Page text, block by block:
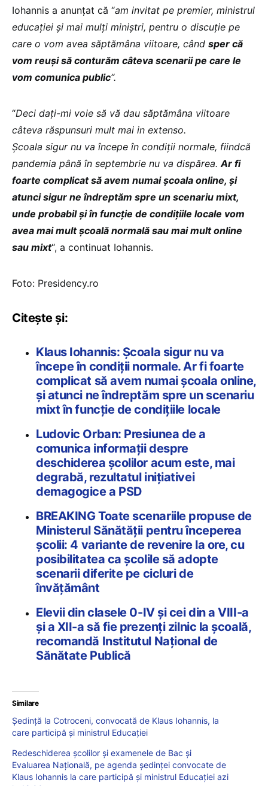
Iohannis a anunțat că “am invitat pe premier, ministrul
educației și mai mulți miniștri, pentru o discuție pe
care o vom avea săptămâna viitoare, când sper că
vom reuși să conturăm câteva scenarii pe care le
vom comunica public“.
“Deci dați-mi voie să vă dau săptămâna viitoare
câteva răspunsuri mult mai in extenso.
Școala sigur nu va începe în condiții normale, fiindcă
pandemia până în septembrie nu va dispărea. Ar fi
foarte complicat să avem numai școala online, și
atunci sigur ne îndreptăm spre un scenariu mixt,
unde probabil și în funcție de condițiile locale vom
avea mai mult școală normală sau mai mult online
sau mixt“, a continuat Iohannis.
Foto: Presidency.ro
Citește și:
Klaus Iohannis: Școala sigur nu va
începe în condiții normale. Ar fi foarte
complicat să avem numai școala online,
și atunci ne îndreptăm spre un scenariu
mixt în funcție de condițiile locale
Ludovic Orban: Presiunea de a
comunica informații despre
deschiderea școlilor acum este, mai
degrabă, rezultatul inițiativei
demagogice a PSD
BREAKING Toate scenariile propuse de
Ministerul Sănătății pentru începerea
școlii: 4 variante de revenire la ore, cu
posibilitatea ca școlile să adopte
scenarii diferite pe cicluri de
învățământ
Elevii din clasele 0-IV și cei din a VIII-a
și a XII-a să fie prezenți zilnic la școală,
recomandă Institutul Național de
Sănătate Publică
Similare
Ședință la Cotroceni, convocată de Klaus Iohannis, la
care participă și ministrul Educației
Redeschiderea școlilor și examenele de Bac și
Evaluarea Națională, pe agenda ședinței convocate de
Klaus Iohannis la care participă și ministrul Educației azi